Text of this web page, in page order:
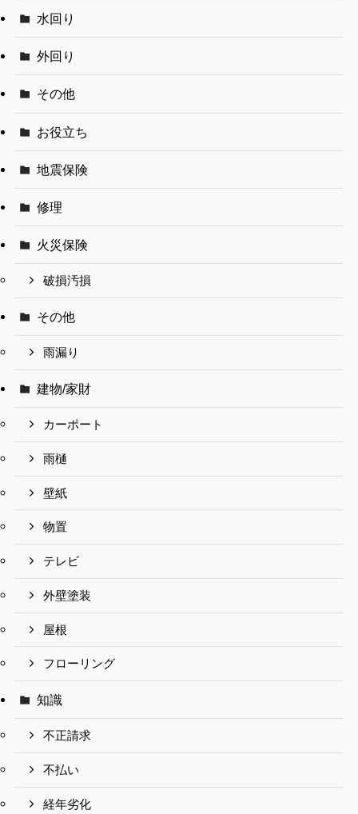
水回り
外回り
その他
お役立ち
地震保険
修理
火災保険
破損汚損
その他
雨漏り
建物/家財
カーポート
雨樋
壁紙
物置
テレビ
外壁塗装
屋根
フローリング
知識
不正請求
不払い
経年劣化